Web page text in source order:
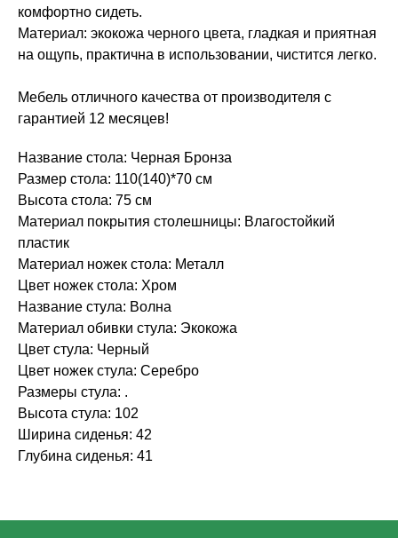
комфортно сидеть.
Материал: экокожа черного цвета, гладкая и приятная
на ощупь, практична в использовании, чистится легко.
Мебель отличного качества от производителя с
гарантией 12 месяцев!
Название стола: Черная Бронза
Размер стола: 110(140)*70 см
Высота стола: 75 см
Материал покрытия столешницы: Влагостойкий
пластик
Материал ножек стола: Металл
Цвет ножек стола: Хром
Название стула: Волна
Материал обивки стула: Экокожа
Цвет стула: Черный
Цвет ножек стула: Серебро
Размеры стула: .
Высота стула: 102
Ширина сиденья: 42
Глубина сиденья: 41